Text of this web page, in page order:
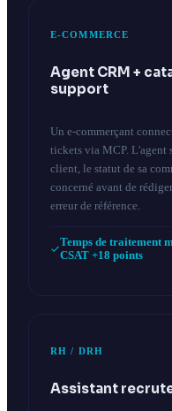
E-COMMERCE
Agent CRM +
support
Un e-commerçant
tickets via MCP. L'agent
client, le statut de sa
concerné avant de
erreur de référence.
Temps de traitement
CSAT +18 points
RH / DRH
Assistant